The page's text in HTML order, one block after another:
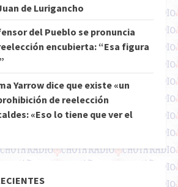
de Lurigancho
del Pueblo se pronuncia
encubierta: “Esa figura
Yarrow dice que existe «un
de reelección
«Eso lo tiene que ver el